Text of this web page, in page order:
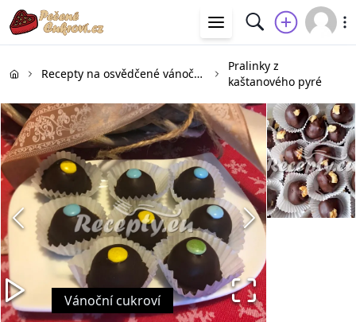
Recepty na osvědčené vánoční cukroví
Pralinky z
kaštanového pyré
Vánoční cukroví